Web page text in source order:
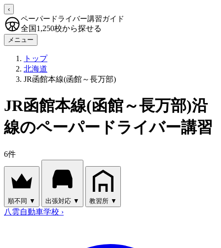
‹
ペーパードライバー講習ガイド
全国1,250校から探せる
メニュー
トップ
北海道
JR函館本線(函館～長万部)
JR函館本線(函館～長万部)沿
線のペーパードライバー講習
6件
順不同 ▼ 出張対応 ▼ 教習所 ▼
八雲自動車学校 ›